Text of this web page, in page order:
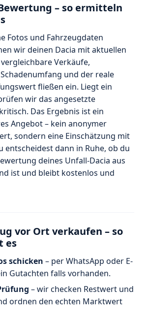
– so ermitteln
Fotos und Fahrzeugdaten
wir deinen Dacia mit aktuellen
Verkäufe,
und der reale
fließen ein. Liegt ein
wir das angesetzte
Das Ergebnis ist ein
Angebot – kein anonymer
sondern eine Einschätzung mit
entscheidest dann in Ruhe, ob du
deines Unfall-Dacia aus
ist und bleibt kostenlos und
vor Ort verkaufen – so
es
schicken – per WhatsApp oder E-
Gutachten falls vorhanden.
– wir checken Restwert und
ordnen den echten Marktwert